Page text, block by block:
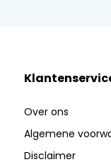
Over ons
Algemene
Disclaimer